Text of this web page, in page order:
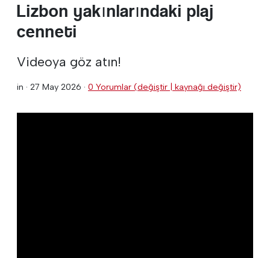
Lizbon yakınlarındaki plaj
cenneti
Videoya göz atın!
in · 27 May 2026 · 0 Yorumlar (değiştir | kaynağı değiştir)